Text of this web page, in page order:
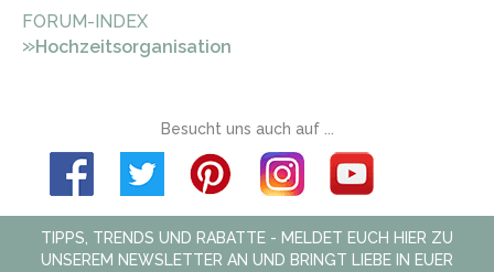
FORUM-INDEX
»Hochzeitsorganisation
Besucht uns auch auf ...
TIPPS, TRENDS UND RABATTE - MELDET EUCH HIER ZU
UNSEREM NEWSLETTER AN UND BRINGT LIEBE IN EUER